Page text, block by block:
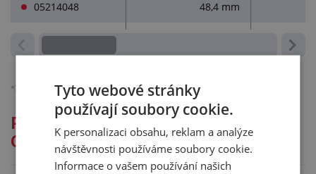
05214048 48,4 mm
*) Ceny jsou bez DPH, platné pro podnikatele.Podrobněji o účtování DPH.
Podrobný popis pro: S - KOVOVÁ
CHRÁNIČKA
Tyto webové stránky
používají soubory cookie.
K personalizaci obsahu, reklam a analýze
návštěvnosti používáme soubory cookie.
Informace o vašem používání našich